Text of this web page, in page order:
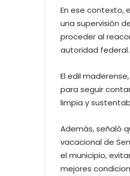
En ese contexto,
una supervisión
proceder al
autoridad federal.
El edil
para seguir
limpia y
Además, señaló
vacacional de
el municipio,
mejores